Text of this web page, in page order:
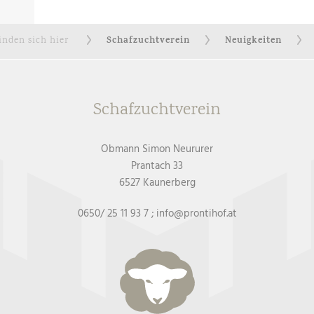
sich hier Schafzuchtverein Neuigkeiten
Schafzuchtverein
Obmann Simon Neururer
Prantach 33
6527 Kaunerberg
0650/ 25 11 93 7 ; info@prontihof.at